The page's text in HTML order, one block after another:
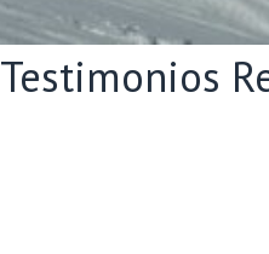
Testimonios